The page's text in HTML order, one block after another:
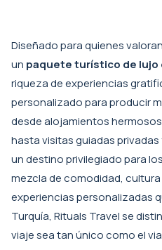
Diseñado para quienes
un paquete turístico de lujo
riqueza de experiencias
personalizado para producir
desde alojamientos
hasta visitas guiadas
un destino privilegiado para
mezcla de comodidad,
experiencias personalizadas
Turquía, Rituals Travel se
viaje sea tan único como el